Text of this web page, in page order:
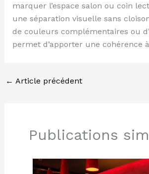
marquer l’espace salon ou coin
une séparation visuelle sans
de couleurs complémentaires ou
permet d’apporter une cohérence
← Article précédent
Publications